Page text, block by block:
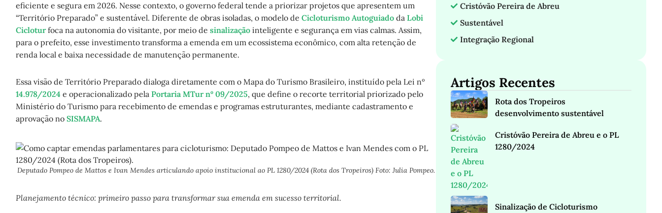
eficiente e segura em 2026. Nesse contexto, o governo federal tende a priorizar projetos que apresentem um
“Território Preparado” e sustentável. Diferente de obras isoladas, o modelo de Cicloturismo Autoguiado da Lobi
Cicloturfoca na autonomia do visitante, por meio de sinalização inteligente e segurança em vias calmas. Assim,
para o prefeito, esse investimento transforma a emenda em um ecossistema econômico, com alta retenção de
renda local e baixa necessidade de manutenção permanente.
Essa visão de Território Preparado dialoga diretamente com o Mapa do Turismo Brasileiro, instituído pela Lei nº
14.978/2024 e operacionalizado pela Portaria MTur nº 09/2025, que define o recorte territorial priorizado pelo
Ministério do Turismo para recebimento de emendas e programas estruturantes, mediante cadastramento e
aprovação no SISMAPA.
Deputado Pompeo de Mattos e Ivan Mendes articulando apoio institucional ao PL 1280/2024 (Rota dos Tropeiros) Foto: Julia Pompeo.
Planejamento técnico: primeiro passo para transformar sua emenda em sucesso territorial.
Cristóvão Pereira de Abreu
Sustentável
Integração Regional
Artigos Recentes
Rota dos Tropeiros
desenvolvimento sustentável
Cristóvão Pereira de Abreu e o PL
1280/2024
Sinalização de Cicloturismo